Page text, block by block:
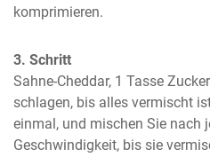
komprimieren.
3. Schritt
Sahne-Cheddar, 1 Tasse
schlagen, bis alles vermischt
einmal, und mischen Sie nach
Geschwindigkeit, bis sie